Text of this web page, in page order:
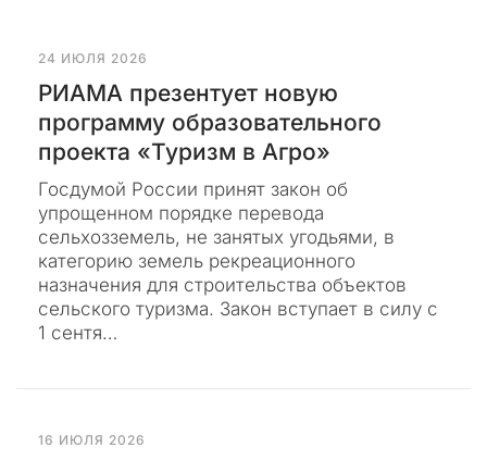
24 ИЮЛЯ 2026
РИАМА презентует новую
программу образовательного
проекта «Туризм в Агро»
Госдумой России принят закон об
упрощенном порядке перевода
сельхозземель, не занятых угодьями, в
категорию земель рекреационного
назначения для строительства объектов
сельского туризма. Закон вступает в силу с
1 сентя…
16 ИЮЛЯ 2026
е
и
а
л
о
в
о
т
м
о
е
г
е